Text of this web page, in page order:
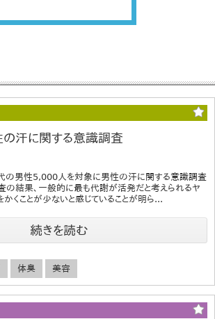
汗に関する意識調査
の男性5,000人を対象に男性の汗に関する意識調査
の結果、一般的に最も代謝が活発だと考えられるヤ
くことが少ないと感じていることが明ら...
続きを読む
体臭 美容